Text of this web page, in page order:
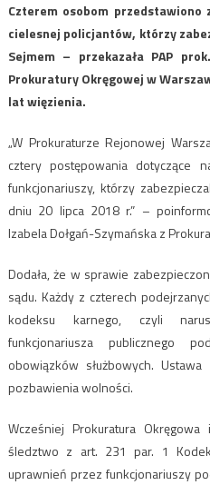
Czterem osobom
cielesnej policjantów, którzy
Sejmem – przekazała PAP
Prokuratury Okręgowej w
lat więzienia.
„W Prokuraturze Rejonowej
cztery postępowania dotyczące
funkcjonariuszy, którzy
dniu 20 lipca 2018 r.” –
Izabela Dołgań-Szymańska z
Dodała, że w sprawie
sądu. Każdy z czterech
kodeksu karnego, czyli
funkcjonariusza publicznego
obowiązków służbowych.
pozbawienia wolności.
Wcześniej Prokuratura
śledztwo z art. 231 par. 1
uprawnień przez funkcjonariuszy